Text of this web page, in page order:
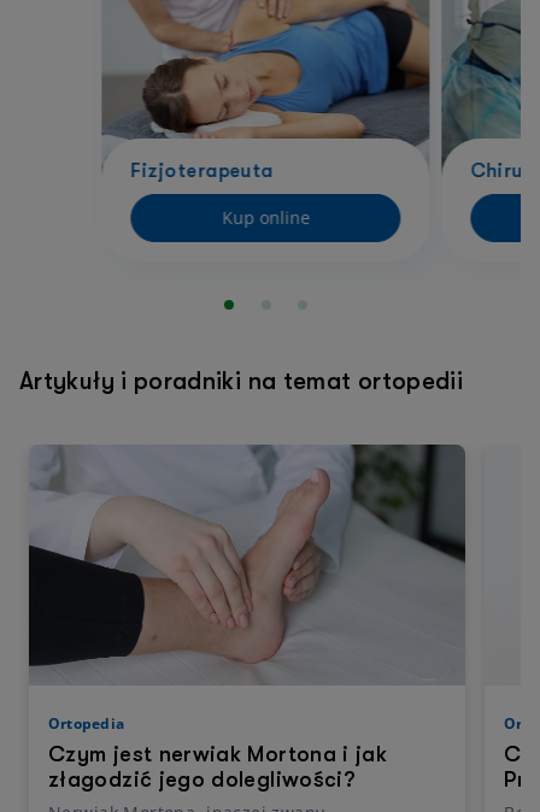
Fizjoterapeuta
Kup online
Artykuły i poradniki na temat ortopedii
Ortopedia
Czym jest nerwiak Mortona i jak
złagodzić jego dolegliwości?
Co